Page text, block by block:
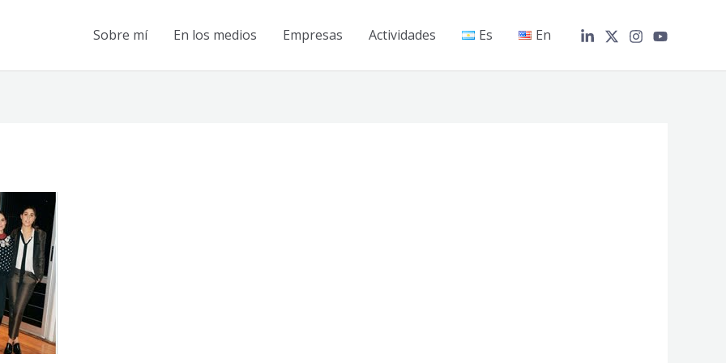
Sobre mí En los medios Empresas Actividades Es En